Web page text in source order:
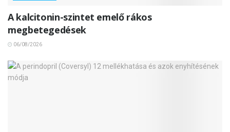
A kalcitonin-szintet emelő rákos
megbetegedések
06/08/2026